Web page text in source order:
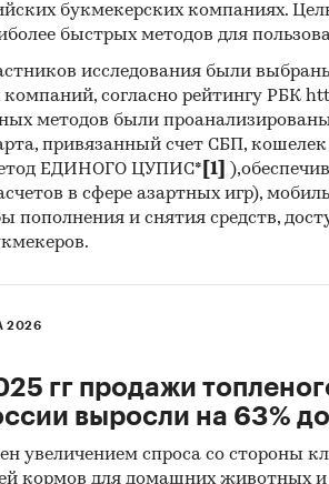
букмекерских компаниях.
быстрых методов для
исследования были
компаний, согласно рейтингу РБК
методов были
привязанный счет СБП,
ЕДИНОГО ЦУПИС* [1]
в сфере азартных игр),
пополнения и снятия средств,
2026
гг продажи
выросли на 63%
увеличением спроса со стороны
кормов для домашних животных